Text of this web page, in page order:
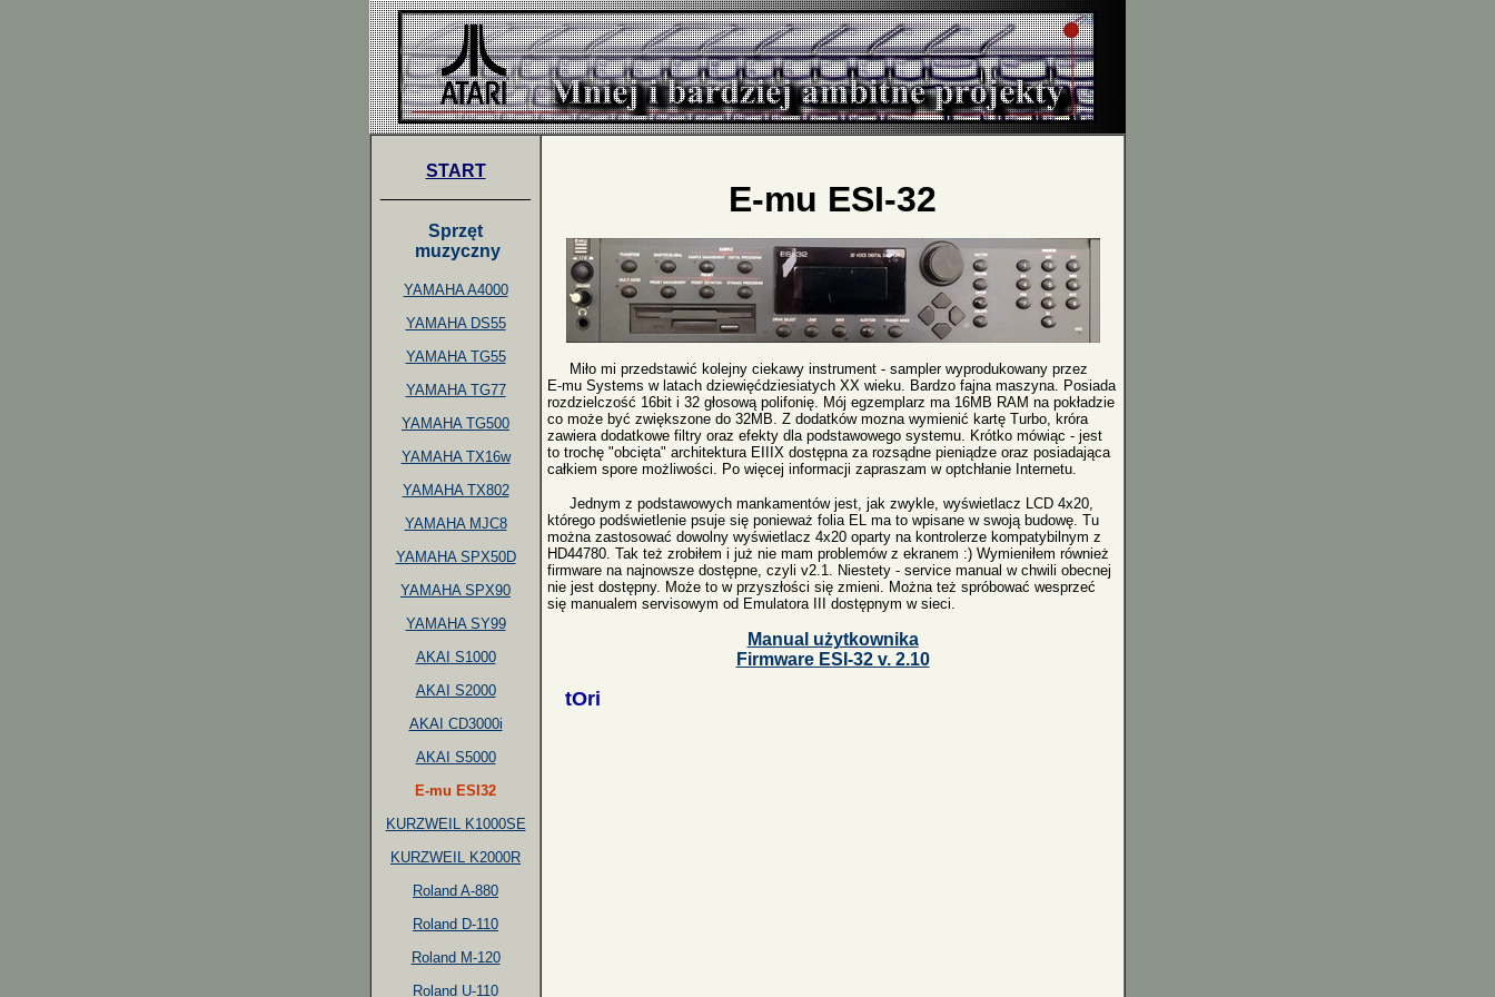
START
Sprzęt
muzyczny
YAMAHA A4000
YAMAHA DS55
YAMAHA TG55
YAMAHA TG77
YAMAHA TG500
YAMAHA TX16w
YAMAHA TX802
YAMAHA MJC8
YAMAHA SPX50D
YAMAHA SPX90
YAMAHA SY99
AKAI S1000
AKAI S2000
AKAI CD3000i
AKAI S5000
E-mu ESI32
KURZWEIL K1000SE
KURZWEIL K2000R
Roland A-880
Roland D-110
Roland M-120
Roland U-110
E-mu ESI-32
Miło mi przedstawić kolejny ciekawy instrument - sampler wyprodukowany przez
E-mu Systems w latach dziewięćdziesiatych XX wieku. Bardzo fajna maszyna. Posiada
rozdzielczość 16bit i 32 głosową polifonię. Mój egzemplarz ma 16MB RAM na pokładzie
co może być zwiększone do 32MB. Z dodatków mozna wymienić kartę Turbo, króra
zawiera dodatkowe filtry oraz efekty dla podstawowego systemu. Krótko mówiąc - jest
to trochę "obcięta" architektura EIIIX dostępna za rozsądne pieniądze oraz posiadająca
całkiem spore możliwości. Po więcej informacji zapraszam w optchłanie Internetu.
Jednym z podstawowych mankamentów jest, jak zwykle, wyświetlacz LCD 4x20,
którego podświetlenie psuje się ponieważ folia EL ma to wpisane w swoją budowę. Tu
można zastosować dowolny wyświetlacz 4x20 oparty na kontrolerze kompatybilnym z
HD44780. Tak też zrobiłem i już nie mam problemów z ekranem :) Wymieniłem również
firmware na najnowsze dostępne, czyli v2.1. Niestety - service manual w chwili obecnej
nie jest dostępny. Może to w przyszłości się zmieni. Można też spróbować wesprzeć
się manualem servisowym od Emulatora III dostępnym w sieci.
Manual użytkownika
Firmware ESI-32 v. 2.10
tOri